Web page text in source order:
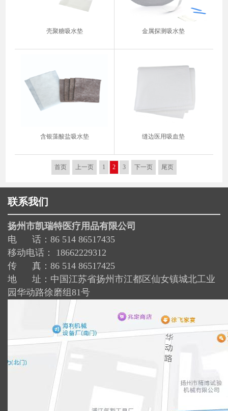
壳聚糖吸水垫 金属探测吸水垫
含银藻酸盐吸水垫 缝边医用吸血垫
首页 上一页 1 2 3 下一页 尾页
联系我们
扬州市凯瑞特医疗用品有限公司
电 话：86 514 86517435
移动电话： 18662229312
传 真：86 514 86517425
地 址：中国江苏省扬州市江都区仙女镇城北工业
园华动路徐磨组81号